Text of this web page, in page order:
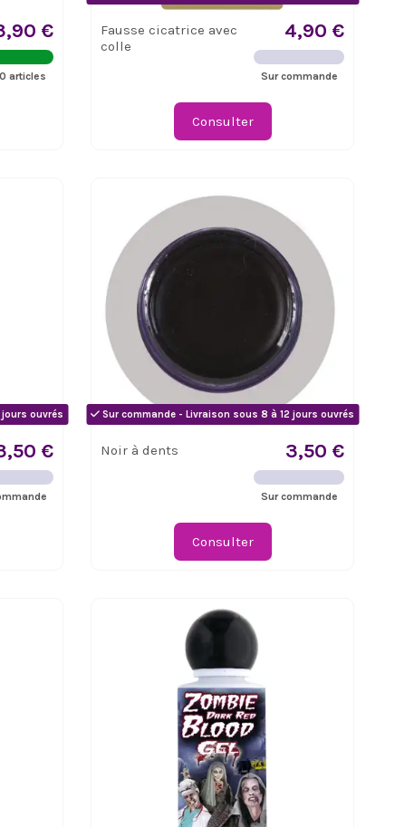
€
articles
Fausse cicatrice avec
colle
4,90 €
Sur commande
Consulter
ouvrés
€
Sur commande - Livraison sous 8 à 12 jours ouvrés
Noir à dents 3,50 €
Sur commande
Consulter